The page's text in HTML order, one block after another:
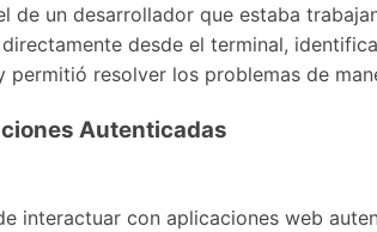
de un desarrollador que estaba
desde el terminal,
resolver los problemas de
Autenticadas
interactuar con aplicaciones web